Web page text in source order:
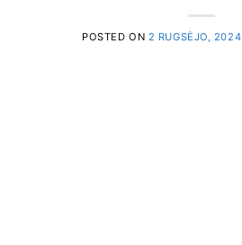
POSTED ON 2 RUGSĖJO, 2024